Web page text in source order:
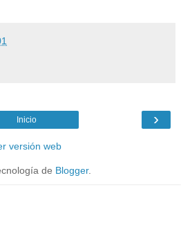
›
Inicio
versión web
de Blogger.